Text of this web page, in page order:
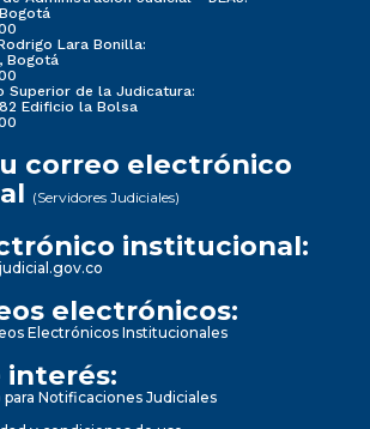
Lara Bonilla:
Bogotá
Superior de la Judicatura:
Edificio la Bolsa
correo electrónico
(Servidores Judiciales)
institucional:
electrónicos:
Electrónicos Institucionales
interés:
Notificaciones Judiciales